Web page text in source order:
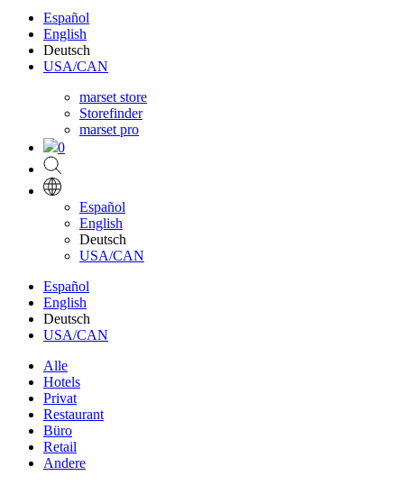
Español
English
Deutsch
USA/CAN
marset store
Storefinder
marset pro
0
Español
English
Deutsch
USA/CAN
Español
English
Deutsch
USA/CAN
Alle
Hotels
Privat
Restaurant
Büro
Retail
Andere